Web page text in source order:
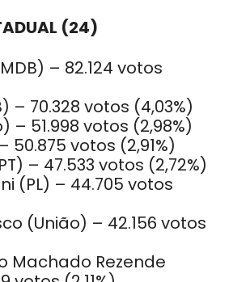
(24)
– 82.124 votos
– 70.328 votos (4,03%)
– 51.998 votos (2,98%)
50.875 votos (2,91%)
– 47.533 votos (2,72%)
(PL) – 44.705 votos
(União) – 42.156 votos
Machado Rezende